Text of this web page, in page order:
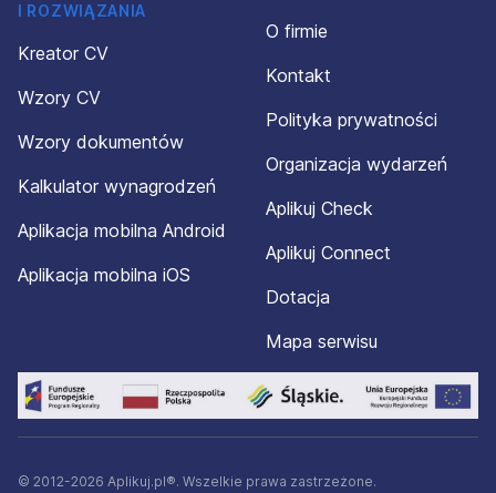
I ROZWIĄZANIA
Kreator CV
Wzory CV
Wzory dokumentów
Kalkulator wynagrodzeń
Aplikacja mobilna Android
Aplikacja mobilna iOS
O firmie
Kontakt
Polityka prywatności
Organizacja wydarzeń
Aplikuj Check
Aplikuj Connect
Dotacja
Mapa serwisu
© 2012-2026 Aplikuj.pl®. Wszelkie prawa zastrzeżone.